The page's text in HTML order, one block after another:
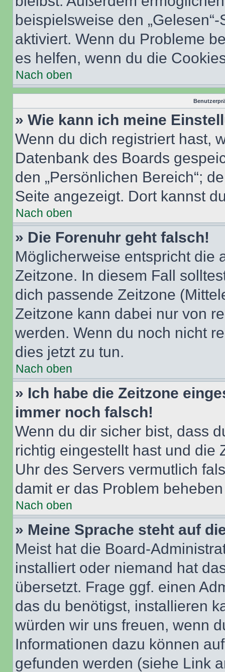
beispielsweise den
aktiviert. Wenn du Probleme
es helfen, wenn du die
Nach oben
» Wie kann ich meine
Wenn du dich registriert hast,
Datenbank des Boards
den „Persönlichen Bereich“;
Seite angezeigt. Dort kannst
Nach oben
» Die Forenuhr geht falsch!
Möglicherweise entspricht die
Zeitzone. In diesem Fall
dich passende Zeitzone
Zeitzone kann dabei nur von
werden. Wenn du noch nicht
dies jetzt zu tun.
Nach oben
» Ich habe die Zeitzone
immer noch falsch!
Wenn du dir sicher bist, dass
richtig eingestellt hast und die
Uhr des Servers vermutlich
damit er das Problem
Nach oben
» Meine Sprache steht auf
Meist hat die Board-
installiert oder niemand hat
übersetzt. Frage ggf. einen
das du benötigst, installieren
würden wir uns freuen, wenn
Informationen dazu können
gefunden werden (siehe Link